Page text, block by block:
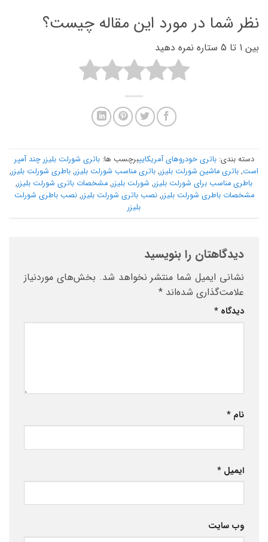
نظر شما در مورد این مقاله چیست؟
بین 1 تا 5 ستاره نمره دهید
دسته بندی:باتری خودروهای آمریکاییبرچسب ها:باتری شورلت بلیزر چند آمپر
است, باتری ماشین شورلت بلیزر, باتری مناسب شورلت بلیزر, باطری شورلت بلیزر,
باطری مناسب برای شورلت بلیزر, شورلت بلیزر, مشخصات باتری شورلت بلیزر,
مشخصات باطری شورلت بلیزر,نصب باتری شورلت بلیزر,نصب باطری شورلت
بلیزر
دیدگاهتان را بنویسید
نشانی ایمیل شما منتشر نخواهد شد. بخش‌های موردنیاز
علامت‌گذاری شده‌اند *
دیدگاه *
نام *
ایمیل *
وب‌ سایت